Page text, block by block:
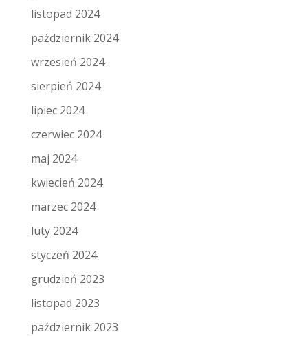
listopad 2024
październik 2024
wrzesień 2024
sierpień 2024
lipiec 2024
czerwiec 2024
maj 2024
kwiecień 2024
marzec 2024
luty 2024
styczeń 2024
grudzień 2023
listopad 2023
październik 2023